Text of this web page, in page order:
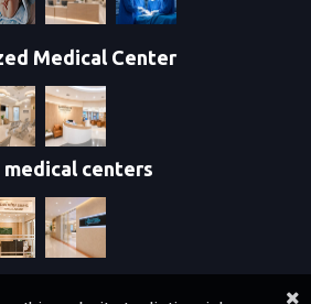
Medical Center
centers